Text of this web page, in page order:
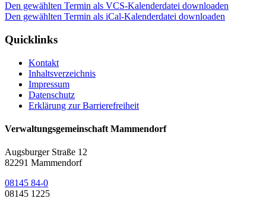
Den gewählten Termin als VCS-Kalenderdatei downloaden
Den gewählten Termin als iCal-Kalenderdatei downloaden
Quicklinks
Kontakt
Inhaltsverzeichnis
Impressum
Datenschutz
Erklärung zur Barrierefreiheit
Verwaltungsgemeinschaft Mammendorf
Augsburger Straße 12
82291 Mammendorf
08145 84-0
08145 1225